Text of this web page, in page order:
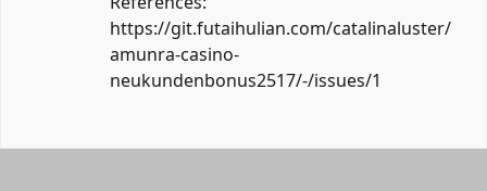
https://git.futaihulian.com/catalinaluster/
amunra-casino-
neukundenbonus2517/-/issues/1